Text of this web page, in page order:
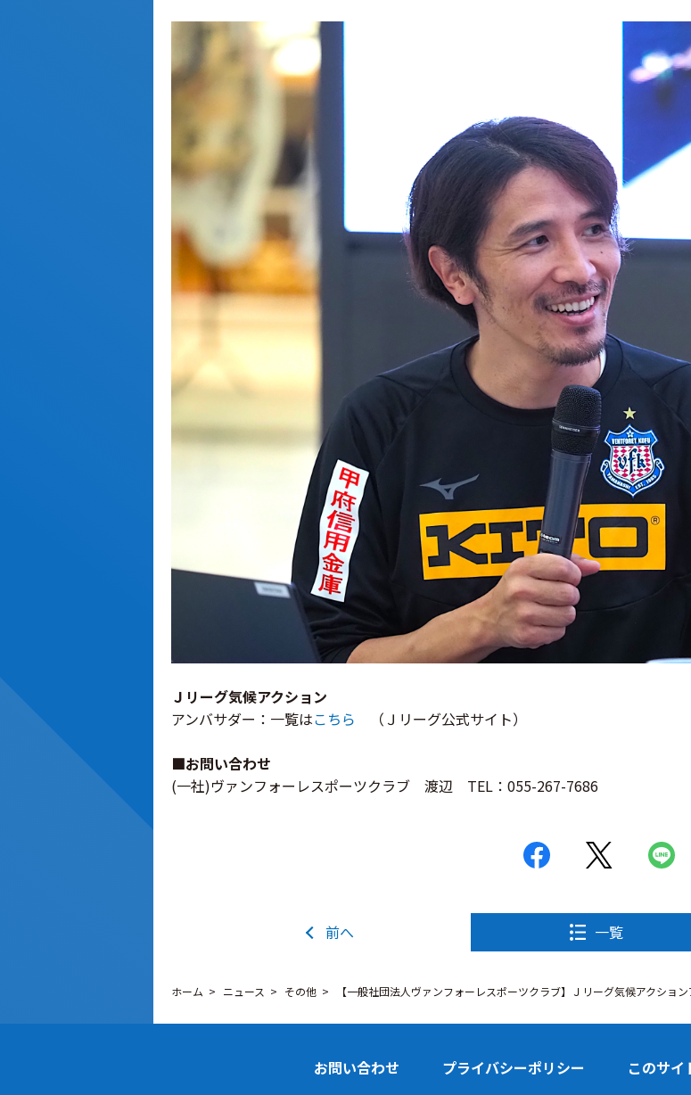
Ｊリーグ気候アクション
アンバサダー：一覧はこちら （Ｊリーグ公式サイト）
■お問い合わせ
(一社)ヴァンフォーレスポーツクラブ 渡辺 TEL：055-267-7686
前へ 一覧
ホーム ニュース その他 【一般社団法人ヴァンフォーレスポーツクラブ】Ｊリーグ気候アクショ
お問い合わせ プライバシーポリシー このサイ